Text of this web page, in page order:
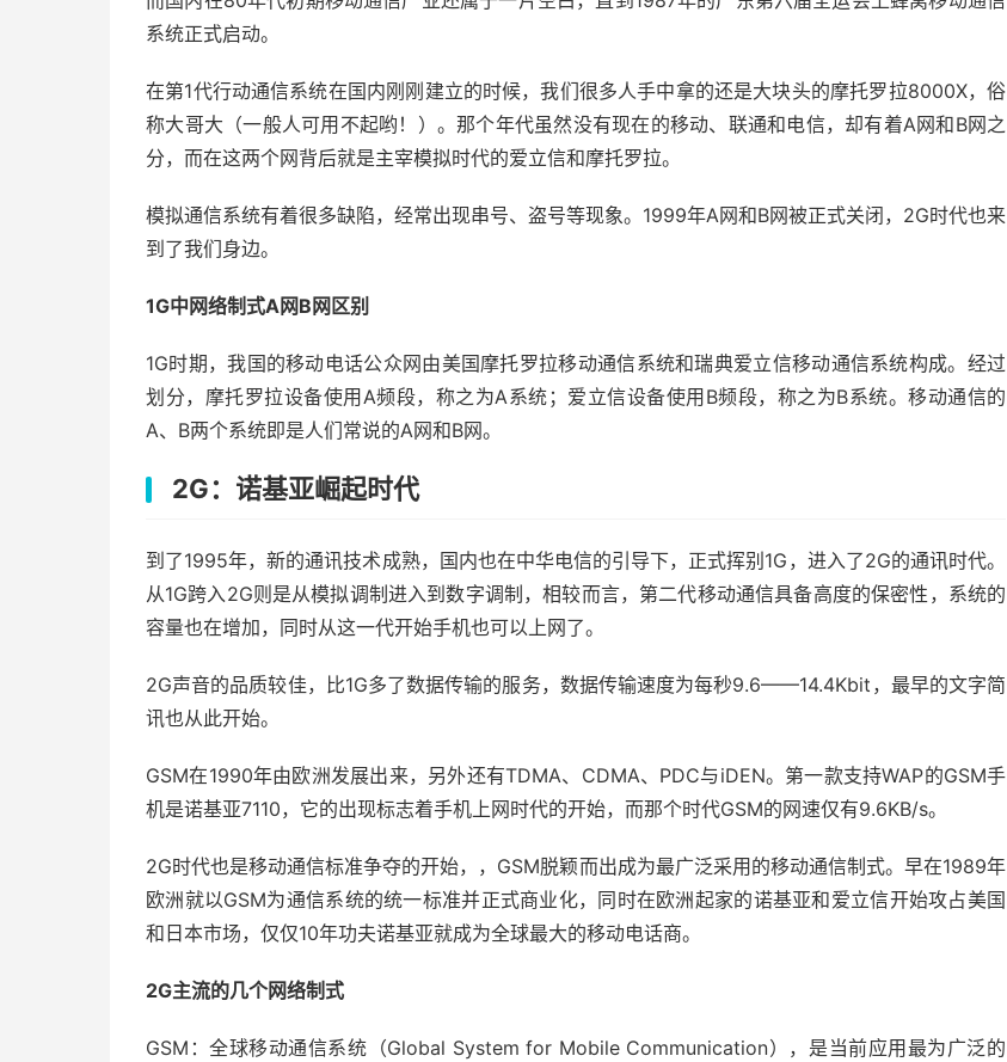
系统正式启动。
在第1代行动通信系统在国内刚刚建立的时候，我们很多人手中拿的还是大块头的摩托罗拉8000X，俗
称大哥大（一般人可用不起哟！）。那个年代虽然没有现在的移动、联通和电信，却有着A网和B网之
分，而在这两个网背后就是主宰模拟时代的爱立信和摩托罗拉。
模拟通信系统有着很多缺陷，经常出现串号、盗号等现象。1999年A网和B网被正式关闭，2G时代也来
到了我们身边。
1G中网络制式A网B网区别
1G时期，我国的移动电话公众网由美国摩托罗拉移动通信系统和瑞典爱立信移动通信系统构成。经过
划分，摩托罗拉设备使用A频段，称之为A系统；爱立信设备使用B频段，称之为B系统。移动通信的
A、B两个系统即是人们常说的A网和B网。
2G：诺基亚崛起时代
到了1995年，新的通讯技术成熟，国内也在中华电信的引导下，正式挥别1G，进入了2G的通讯时代。
从1G跨入2G则是从模拟调制进入到数字调制，相较而言，第二代移动通信具备高度的保密性，系统的
容量也在增加，同时从这一代开始手机也可以上网了。
2G声音的品质较佳，比1G多了数据传输的服务，数据传输速度为每秒9.6——14.4Kbit，最早的文字简
讯也从此开始。
GSM在1990年由欧洲发展出来，另外还有TDMA、CDMA、PDC与iDEN。第一款支持WAP的GSM手
机是诺基亚7110，它的出现标志着手机上网时代的开始，而那个时代GSM的网速仅有9.6KB/s。
2G时代也是移动通信标准争夺的开始，，GSM脱颖而出成为最广泛采用的移动通信制式。早在1989年
欧洲就以GSM为通信系统的统一标准并正式商业化，同时在欧洲起家的诺基亚和爱立信开始攻占美国
和日本市场，仅仅10年功夫诺基亚就成为全球最大的移动电话商。
2G主流的几个网络制式
GSM：全球移动通信系统（Global System for Mobile Communication），是当前应用最为广泛的